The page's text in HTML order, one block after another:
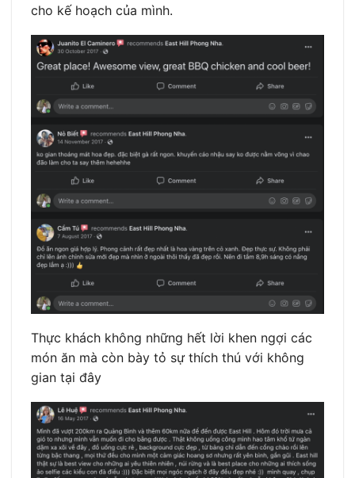
cho kế hoạch của mình.
Thực khách không những hết lời khen ngợi các
món ăn mà còn bày tỏ sự thích thú với không
gian tại đây